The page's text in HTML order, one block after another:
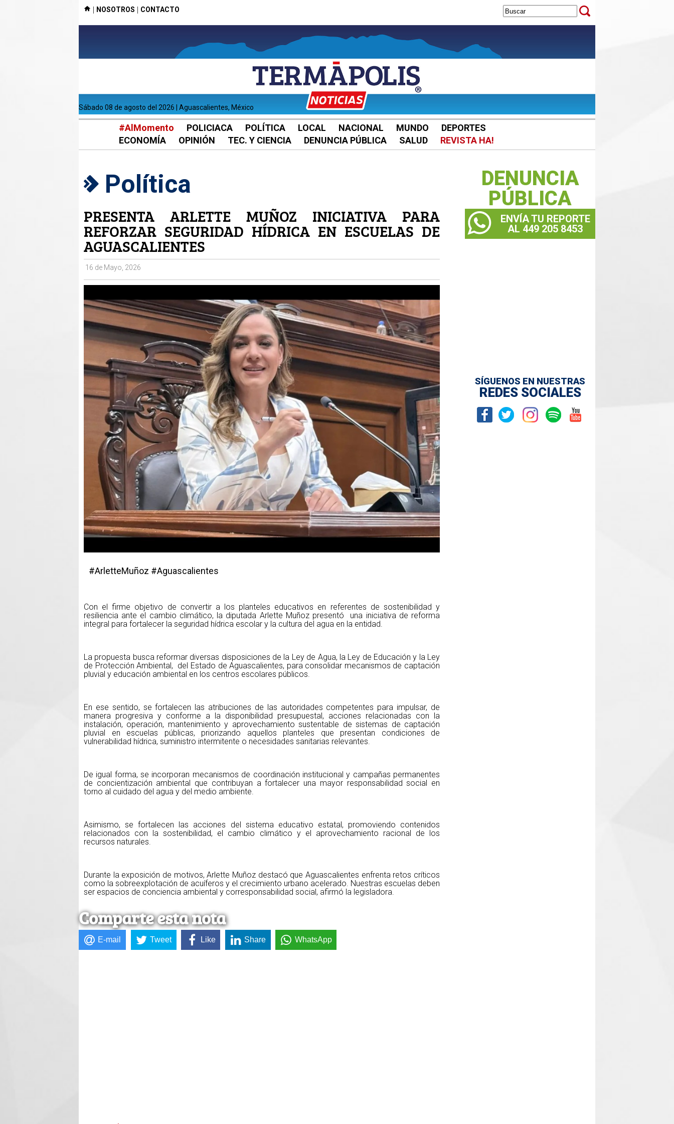
| NOSOTROS | CONTACTO
sábado 08 de agosto del 2026 | Aguascalientes, México
#AlMomento POLICIACA POLÍTICA LOCAL NACIONAL MUNDO
DEPORTES
ECONOMÍA
OPINIÓN TEC. Y CIENCIA DENUNCIA PÚBLICA SALUD REVISTA HA!
Política
PRESENTA ARLETTE MUÑOZ INICIATIVA PARA
REFORZAR SEGURIDAD HÍDRICA EN ESCUELAS DE
AGUASCALIENTES
16 de Mayo, 2026
#ArletteMuñoz #Aguascalientes
Con el firme objetivo de convertir a los planteles educativos en referentes de sostenibilidad y
resiliencia ante el cambio climático, la diputada Arlette Muñoz presentó una iniciativa de reforma
integral para fortalecer la seguridad hídrica escolar y la cultura del agua en la entidad.
La propuesta busca reformar diversas disposiciones de la Ley de Agua, la Ley de Educación y la Ley
de Protección Ambiental, del Estado de Aguascalientes, para consolidar mecanismos de captación
pluvial y educación ambiental en los centros escolares públicos.
En ese sentido, se fortalecen las atribuciones de las autoridades competentes para impulsar, de
manera progresiva y conforme a la disponibilidad presupuestal, acciones relacionadas con la
instalación, operación, mantenimiento y aprovechamiento sustentable de sistemas de captación
pluvial en escuelas públicas, priorizando aquellos planteles que presentan condiciones de
vulnerabilidad hídrica, suministro intermitente o necesidades sanitarias relevantes.
De igual forma, se incorporan mecanismos de coordinación institucional y campañas permanentes
de concientización ambiental que contribuyan a fortalecer una mayor responsabilidad social en
torno al cuidado del agua y del medio ambiente.
Asimismo, se fortalecen las acciones del sistema educativo estatal, promoviendo contenidos
relacionados con la sostenibilidad, el cambio climático y el aprovechamiento racional de los
recursos naturales.
Durante la exposición de motivos, Arlette Muñoz destacó que Aguascalientes enfrenta retos críticos
como la sobreexplotación de acuíferos y el crecimiento urbano acelerado. Nuestras escuelas deben
ser espacios de conciencia ambiental y corresponsabilidad social, afirmó la legisladora.
Comparte esta nota
E-mail Tweet Like Share WhatsApp
DENUNCIA
PÚBLICA
ENVÍA TU REPORTE
AL 449 205 8453
SÍGUENOS EN NUESTRAS
REDES SOCIALES